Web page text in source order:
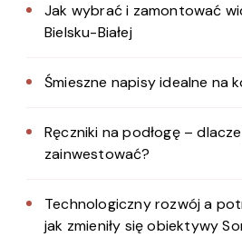
Jak wybrać i zamontować
Bielsku-Białej
Śmieszne napisy idealne na
Ręczniki na podłogę –
zainwestować?
Technologiczny rozwój a
jak zmieniły się obiektywy